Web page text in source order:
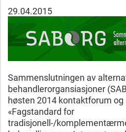
29.04.2015
Sammenslutningen av
behandlerorgansiasjoner
høsten 2014 kontaktforum
«Fagstandard for
tradisjonell-/